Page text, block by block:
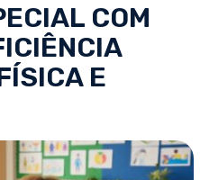
COM
E